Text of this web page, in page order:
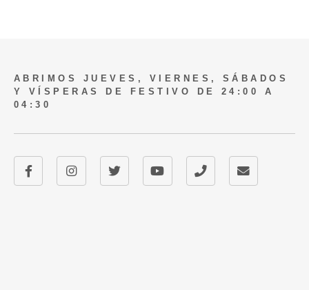
ABRIMOS JUEVES, VIERNES, SÁBADOS
Y VÍSPERAS DE FESTIVO DE 24:00 A
04:30